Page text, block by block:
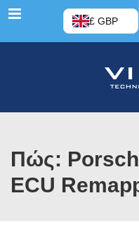
Μενού £ GBP
Πώς:
ECU